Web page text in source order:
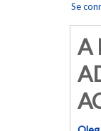
Se
A